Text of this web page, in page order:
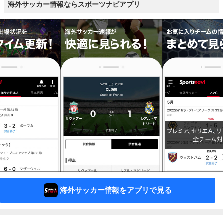
海外サッカー情報ならスポーツナビアプリ
海外サッカー情報をアプリで見る